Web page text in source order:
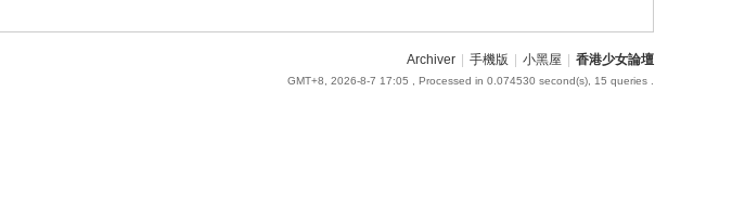
Archiver 手機版 小黑屋 香港少女論壇
GMT+8, 2026-8-7 17:05 , Processed in 0.074530 second(s), 15 queries .